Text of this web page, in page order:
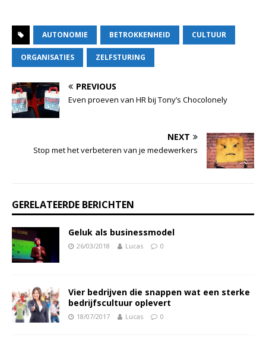
AUTONOMIE BETROKKENHEID CULTUUR
ORGANISATIES ZELFSTURING
PREVIOUS
Even proeven van HR bij Tony’s Chocolonely
NEXT
Stop met het verbeteren van je medewerkers
GERELATEERDE BERICHTEN
Geluk als businessmodel
26/03/2018 Lucas 0
Vier bedrijven die snappen wat een sterke
bedrijfscultuur oplevert
18/07/2017 Lucas 0